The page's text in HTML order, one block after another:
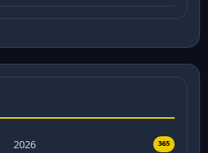
2026 365